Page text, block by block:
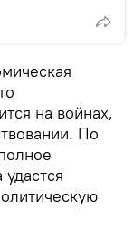
на войнах,
По